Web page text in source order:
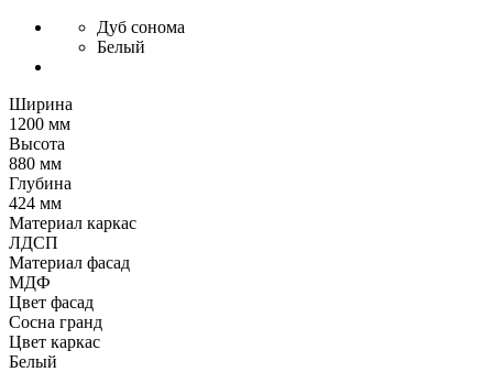
Дуб сонома
Белый
Ширина
1200 мм
Высота
880 мм
Глубина
424 мм
Материал каркас
ЛДСП
Материал фасад
МДФ
Цвет фасад
Сосна гранд
Цвет каркас
Белый